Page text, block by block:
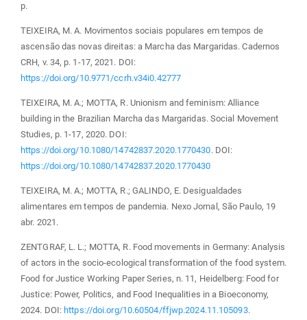
p.
TEIXEIRA, M. A. Movimentos sociais populares em tempos de
ascensão das novas direitas: a Marcha das Margaridas. Cadernos
CRH, v. 34, p. 1-17, 2021. DOI:
https://doi.org/10.9771/ccrh.v34i0.42777
TEIXEIRA, M. A.; MOTTA, R. Unionism and feminism: Alliance
building in the Brazilian Marcha das Margaridas. Social Movement
Studies, p. 1-17, 2020. DOI:
https://doi.org/10.1080/14742837.2020.1770430. DOI:
https://doi.org/10.1080/14742837.2020.1770430
TEIXEIRA, M. A.; MOTTA, R.; GALINDO, E. Desigualdades
alimentares em tempos de pandemia. Nexo Jornal, São Paulo, 19
abr. 2021.
ZENTGRAF, L. L.; MOTTA, R. Food movements in Germany: Analysis
of actors in the socio-ecological transformation of the food system.
Food for Justice Working Paper Series, n. 11, Heidelberg: Food for
Justice: Power, Politics, and Food Inequalities in a Bioeconomy,
2024. DOI: https://doi.org/10.60504/ffjwp.2024.11.105093.